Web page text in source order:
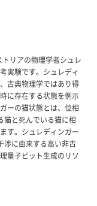
リアの物理学者シュレ
実験です。シュレディ
古典物理学ではあり得
に存在する状態を例示
ーの猫状態とは、位相
猫と死んでいる猫に相
す。シュレディンガー
渉に由来する高い非古
量子ビット生成のリソ